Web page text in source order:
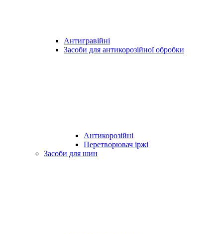
Антигравійні
Засоби для антикорозійної обробки
Антикорозійні
Перетворювач іржі
Засоби для шин